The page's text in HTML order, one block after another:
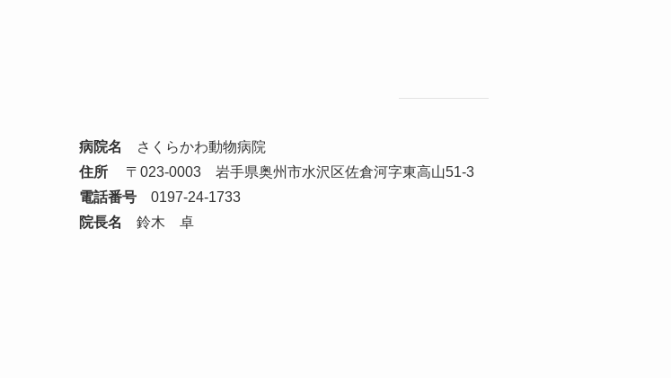
病院名
さくらかわ動物病院
住所 〒023-0003 岩手県奥州市水沢区佐倉河字東高山51-3
電話番号 0197-24-1733
院長名
鈴木 卓